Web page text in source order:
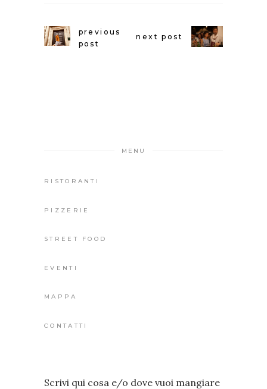
previous
post
next post
MENU
RISTORANTI
PIZZERIE
STREET FOOD
EVENTI
MAPPA
CONTATTI
Scrivi qui cosa e/o dove vuoi mangiare